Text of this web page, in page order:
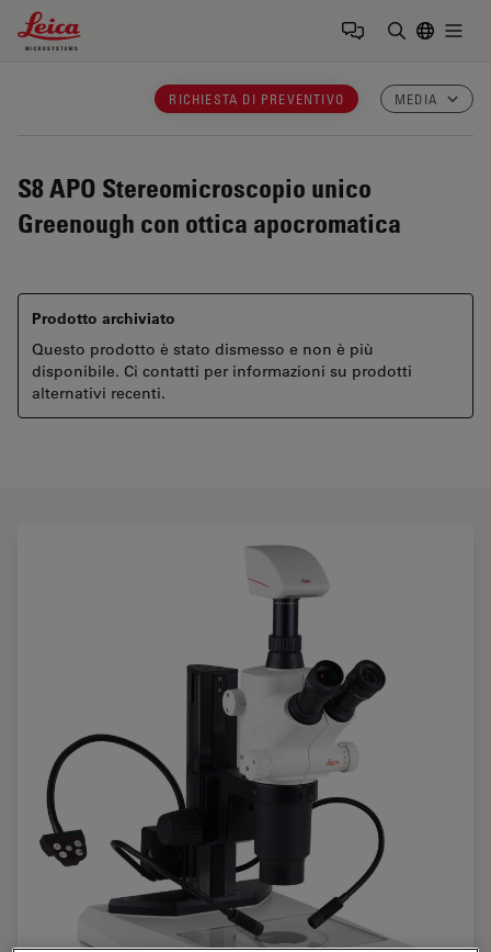
Leica Microsystems Logo
RICHIESTA DI PREVENTIVO MEDIA
S8 APO Stereomicroscopio unico
Greenough con ottica apocromatica
Prodotto archiviato
Questo prodotto è stato dismesso e non è più
disponibile. Ci contatti per informazioni su prodotti
alternativi recenti.